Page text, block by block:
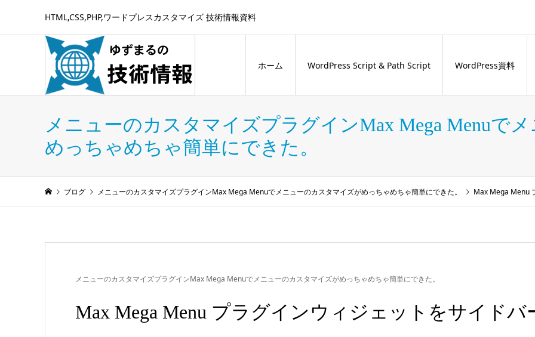
HTML,CSS,PHP,ワードプレスカスタマイズ 技術情報資料
ホーム WordPress Script & Path Script WordPress資料
メニューのカスタマイズプラグインMax Mega Menuで
めっちゃめちゃ簡単にできた。
ブログ メニューのカスタマイズプラグインMax Mega Menuでメニューのカスタマイズがめっちゃめちゃ簡単にできた。 Max Mega Menu
メニューのカスタマイズプラグインMax Mega Menuでメニューのカスタマイズがめっちゃめちゃ簡単にできた。
Max Mega Menu プラグインウィジェットをサイドバ